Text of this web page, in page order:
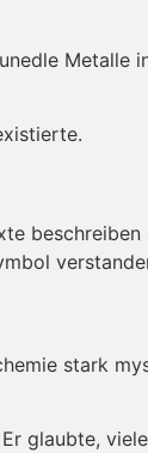
Metalle
beschreiben
stark
glaubte,